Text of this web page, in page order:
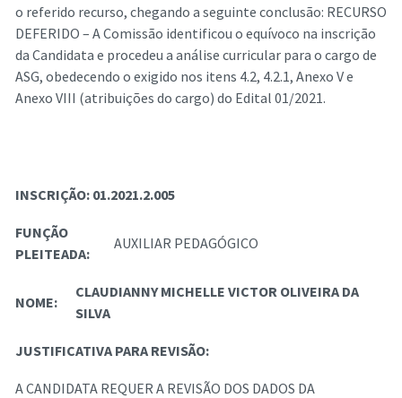
o referido recurso, chegando a seguinte conclusão: RECURSO
DEFERIDO – A Comissão identificou o equívoco na inscrição
da Candidata e procedeu a análise curricular para o cargo de
ASG, obedecendo o exigido nos itens 4.2, 4.2.1, Anexo V e
Anexo VIII (atribuições do cargo) do Edital 01/2021.
INSCRIÇÃO: 01.2021.2.005
FUNÇÃO
PLEITEADA:
AUXILIAR PEDAGÓGICO
NOME:
CLAUDIANNY MICHELLE VICTOR OLIVEIRA DA
SILVA
JUSTIFICATIVA PARA REVISÃO:
A CANDIDATA REQUER A REVISÃO DOS DADOS DA